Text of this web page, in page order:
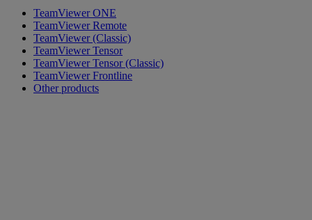
TeamViewer ONE
TeamViewer Remote
TeamViewer (Classic)
TeamViewer Tensor
TeamViewer Tensor (Classic)
TeamViewer Frontline
Other products